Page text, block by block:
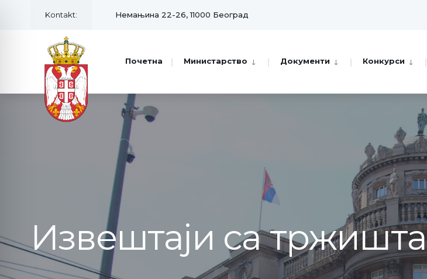
Kontakt: Немањина 22-26, 11000 Београд
Почетна Министарство Документи Конкурси
Извештаји са тржишта